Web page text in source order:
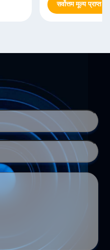
सर्वोत्तम मूल्य प्राप्त